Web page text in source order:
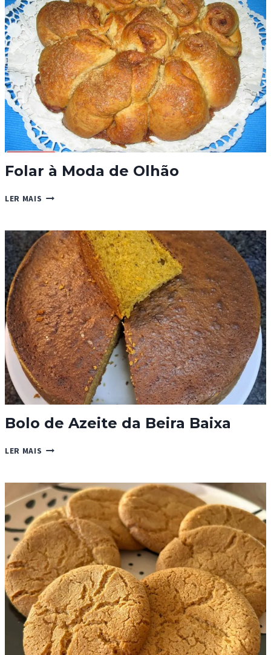
OVOS
MOLES
E
COBERTURA
DE
MASSA
FOLHADA
Folar à Moda de Olhão
LER MAIS FOLAR
DE
OLHÃO
Bolo de Azeite da Beira Baixa
LER MAIS BOLO
DA
BEIRA
BAIXA